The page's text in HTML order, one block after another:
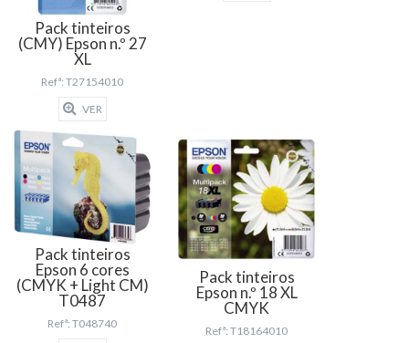
Pack tinteiros
(CMY) Epson n.º 27
XL
Refª: T27154010
VER
Pack tinteiros
Epson 6 cores
(CMYK + Light CM)
T0487
Refª: T048740
Pack tinteiros
Epson n.º 18 XL
CMYK
Refª: T18164010